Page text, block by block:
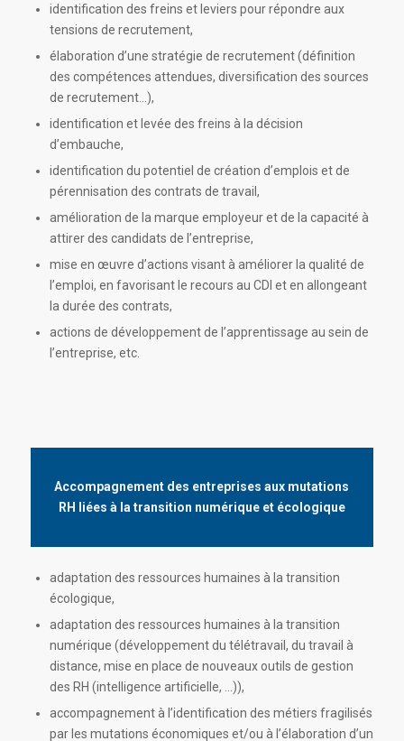
identification des freins et leviers pour répondre aux
tensions de recrutement,
élaboration d’une stratégie de recrutement (définition
des compétences attendues, diversification des sources
de recrutement…),
identification et levée des freins à la décision
d’embauche,
identification du potentiel de création d’emplois et de
pérennisation des contrats de travail,
amélioration de la marque employeur et de la capacité à
attirer des candidats de l’entreprise,
mise en œuvre d’actions visant à améliorer la qualité de
l’emploi, en favorisant le recours au CDI et en allongeant
la durée des contrats,
actions de développement de l’apprentissage au sein de
l’entreprise, etc.
Accompagnement des entreprises aux mutations
RH liées à la transition numérique et écologique
adaptation des ressources humaines à la transition
écologique,
adaptation des ressources humaines à la transition
numérique (développement du télétravail, du travail à
distance, mise en place de nouveaux outils de gestion
des RH (intelligence artificielle, …)),
accompagnement à l’identification des métiers fragilisés
par les mutations économiques et/ou à l’élaboration d’un